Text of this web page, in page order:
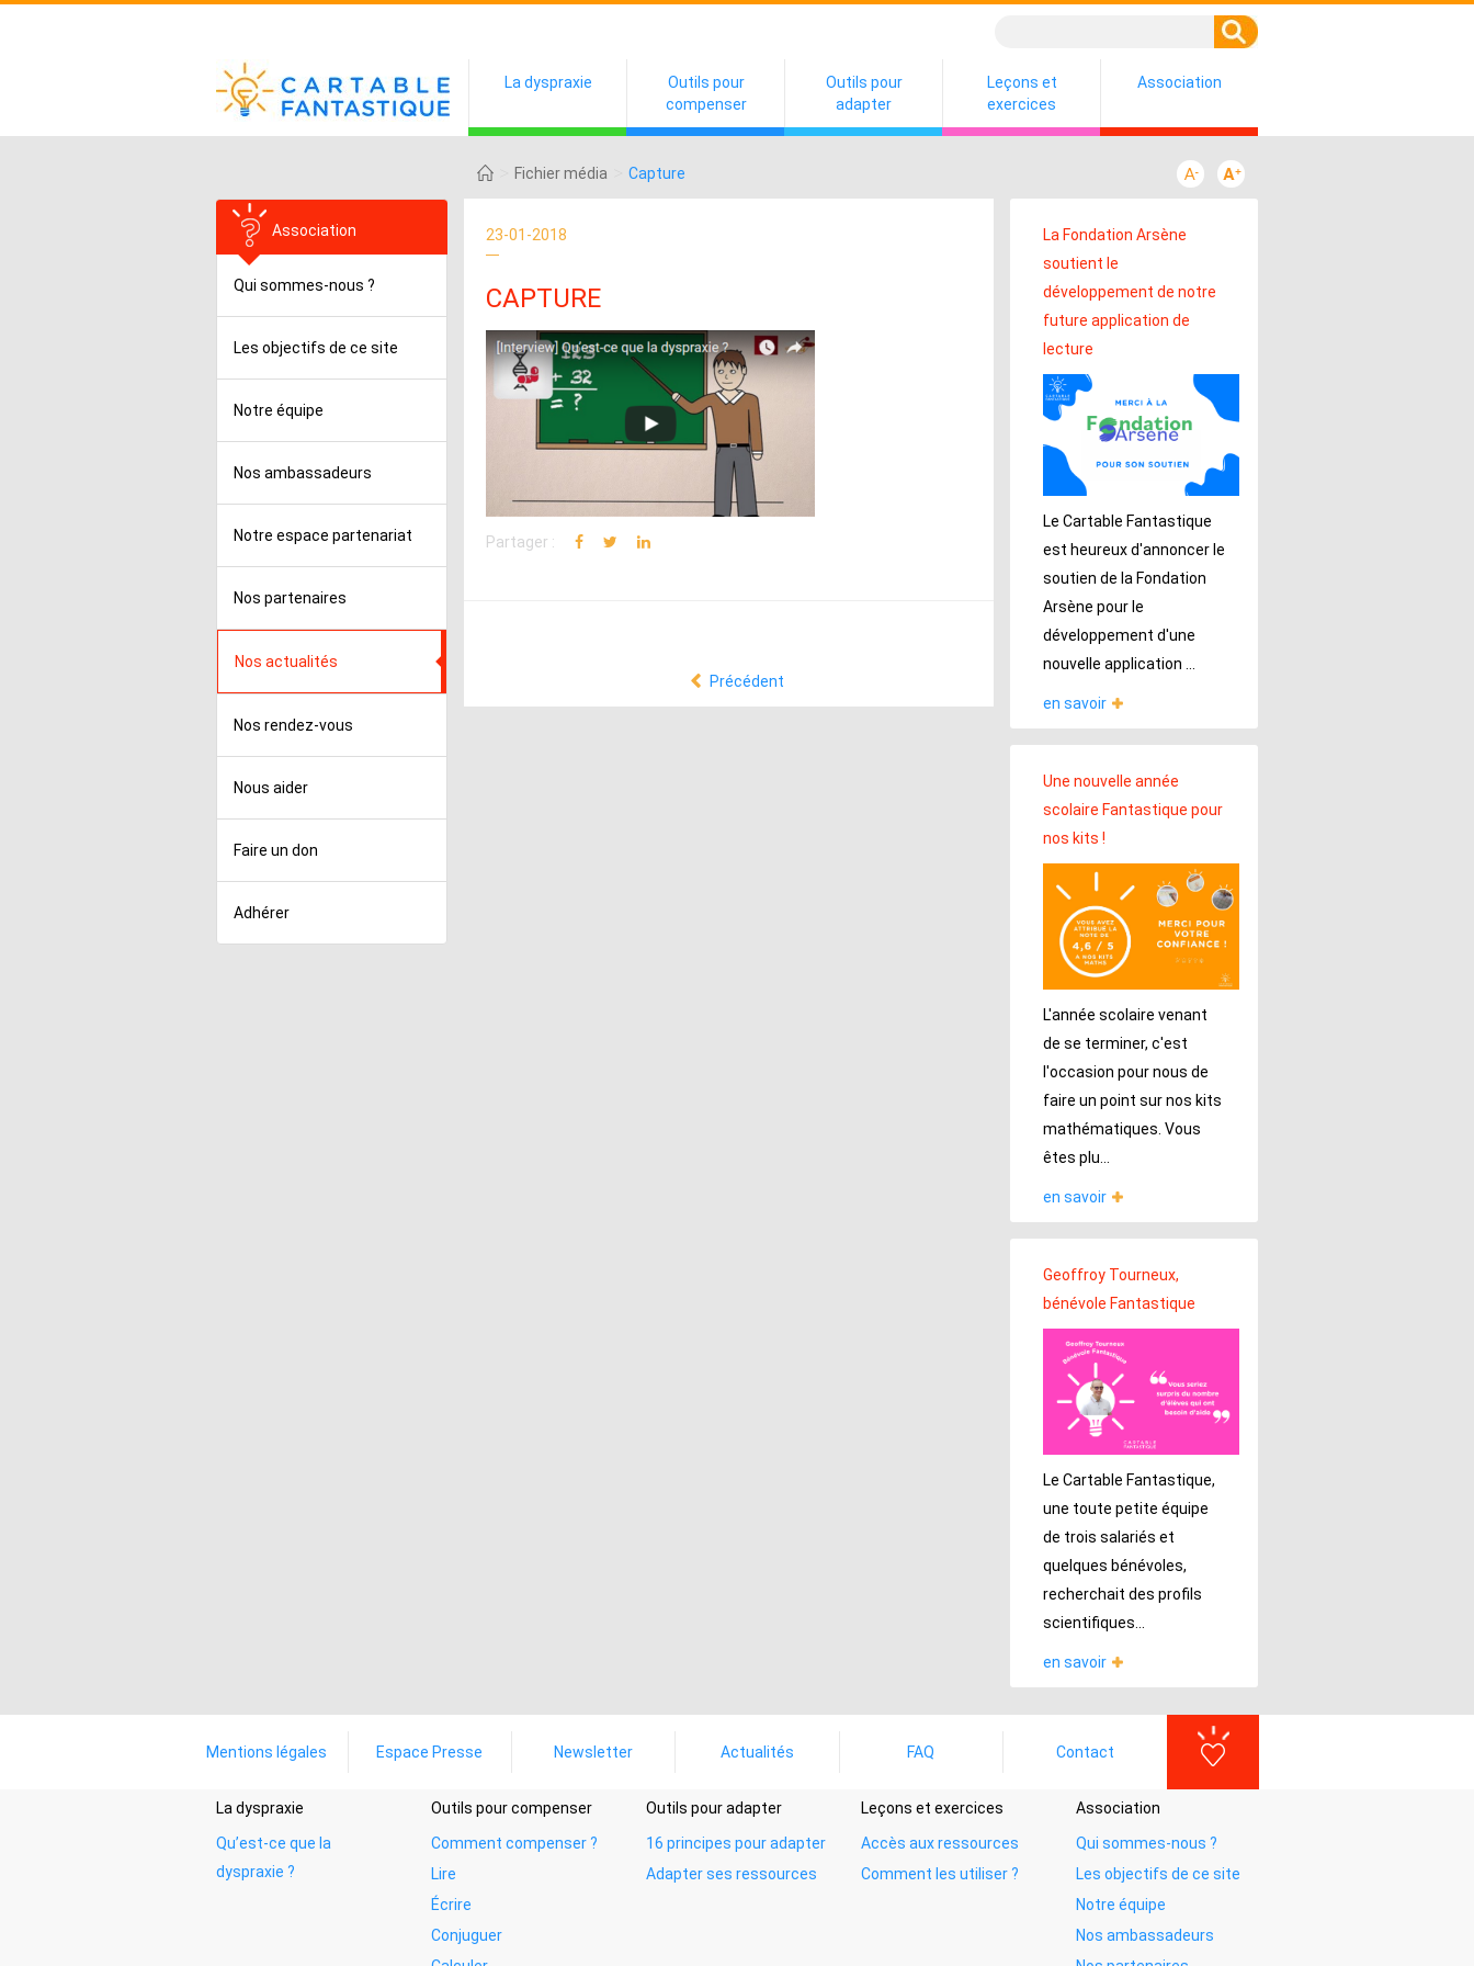
La dyspraxie
Outils pour
compenser
Outils pour
adapter
Leçons et
exercices
Association
Fichier média Capture
Association
Qui sommes-nous ?
Les objectifs de ce site
Notre équipe
Nos ambassadeurs
Notre espace partenariat
Nos partenaires
Nos actualités
Nos rendez-vous
Nous aider
Faire un don
Adhérer
23-01-2018
CAPTURE
Partager :
Précédent
La Fondation Arsène
soutient le
développement de notre
future application de
lecture
Le Cartable Fantastique
est heureux d'annoncer le
soutien de la Fondation
Arsène pour le
développement d'une
nouvelle application ...
en savoir
Une nouvelle année
scolaire Fantastique pour
nos kits !
L'année scolaire venant
de se terminer, c'est
l'occasion pour nous de
faire un point sur nos kits
mathématiques. Vous
êtes plu...
en savoir
Geoffroy Tourneux,
bénévole Fantastique
Le Cartable Fantastique,
une toute petite équipe
de trois salariés et
quelques bénévoles,
recherchait des profils
scientifiques...
en savoir
Mentions légales Espace Presse Newsletter Actualités FAQ Contact
La dyspraxie
Qu’est-ce que la
dyspraxie ?
Outils pour compenser
Comment compenser ?
Lire
Écrire
Conjuguer
Outils pour adapter
16 principes pour adapter
Adapter ses ressources
Leçons et exercices
Accès aux ressources
Comment les utiliser ?
Association
Qui sommes-nous ?
Les objectifs de ce site
Notre équipe
Nos ambassadeurs